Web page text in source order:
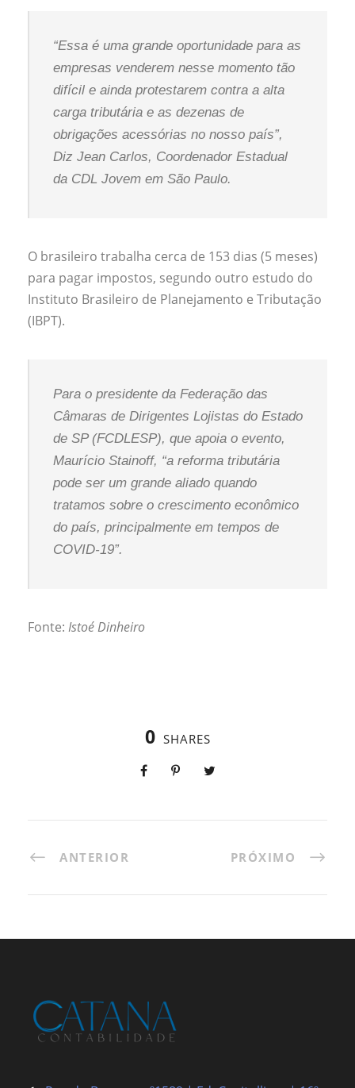
“Essa é uma grande oportunidade para as
empresas venderem nesse momento tão
difícil e ainda protestarem contra a alta
carga tributária e as dezenas de
obrigações acessórias no nosso país”,
Diz Jean Carlos, Coordenador Estadual
da CDL Jovem em São Paulo.
O brasileiro trabalha cerca de 153 dias (5 meses)
para pagar impostos, segundo outro estudo do
Instituto Brasileiro de Planejamento e Tributação
(IBPT).
Para o presidente da Federação das
Câmaras de Dirigentes Lojistas do Estado
de SP (FCDLESP), que apoia o evento,
Maurício Stainoff, “a reforma tributária
pode ser um grande aliado quando
tratamos sobre o crescimento econômico
do país, principalmente em tempos de
COVID-19”.
Fonte: Istoé Dinheiro
0 SHARES
ANTERIOR PRÓXIMO